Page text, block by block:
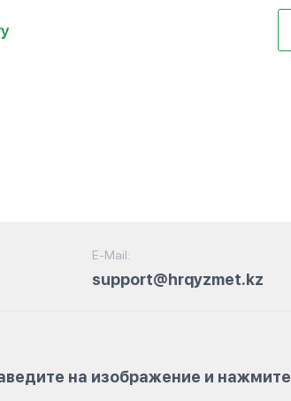
E-Mail:
support@hrqyzmet.kz
на изображение и нажмите